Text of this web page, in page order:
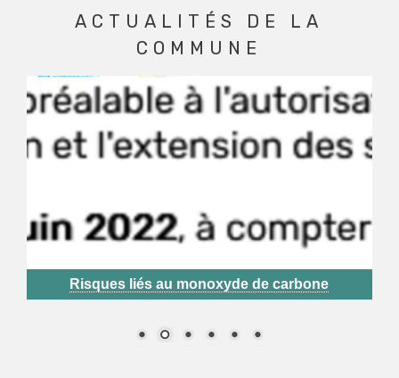
ACTUALITÉS DE LA
COMMUNE
Risques liés au monoxyde de carbone